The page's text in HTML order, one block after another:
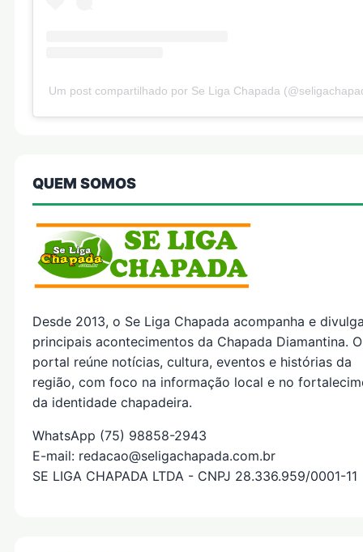
Um post compartilhado por Se Liga Chapada
QUEM SOMOS
Desde 2013, o Se Liga Chapada acompanha e
principais acontecimentos da Chapada Diamantina. O
portal reúne notícias, cultura, eventos e histórias da
região, com foco na informação local e no
da identidade chapadeira.
WhatsApp (75) 98858-2943
E-mail: redacao@seligachapada.com.br
SE LIGA CHAPADA LTDA - CNPJ 28.336.959/0001-11